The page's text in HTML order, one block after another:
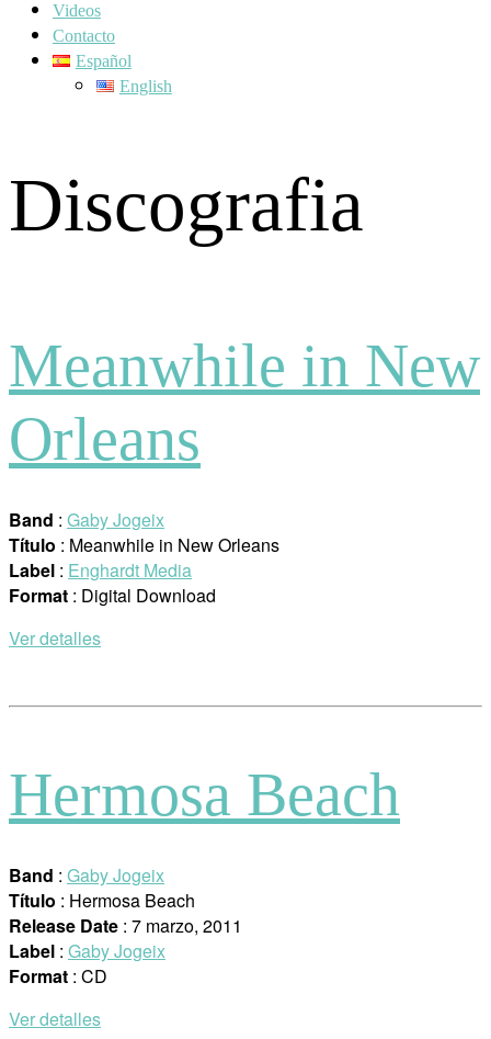
Videos
Contacto
Español
English
Discografia
Meanwhile in New
Orleans
Band : Gaby Jogeix
Título : Meanwhile in New Orleans
Label : Enghardt Media
Format : Digital Download
Ver detalles
Hermosa Beach
Band : Gaby Jogeix
Título : Hermosa Beach
Release Date : 7 marzo, 2011
Label : Gaby Jogeix
Format : CD
Ver detalles